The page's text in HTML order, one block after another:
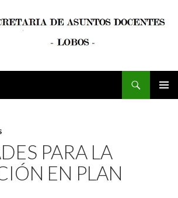
PARA LA
EN PLAN